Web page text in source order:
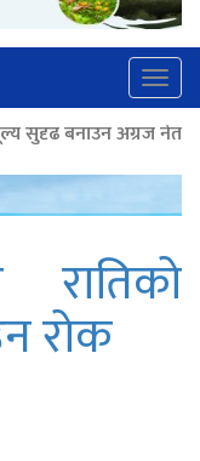
आदर्श आत्मसात्
रातिको
रोक